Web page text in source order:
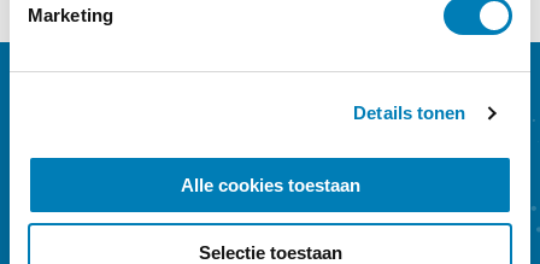
Marketing
Details tonen
Alle cookies toestaan
Selectie toestaan